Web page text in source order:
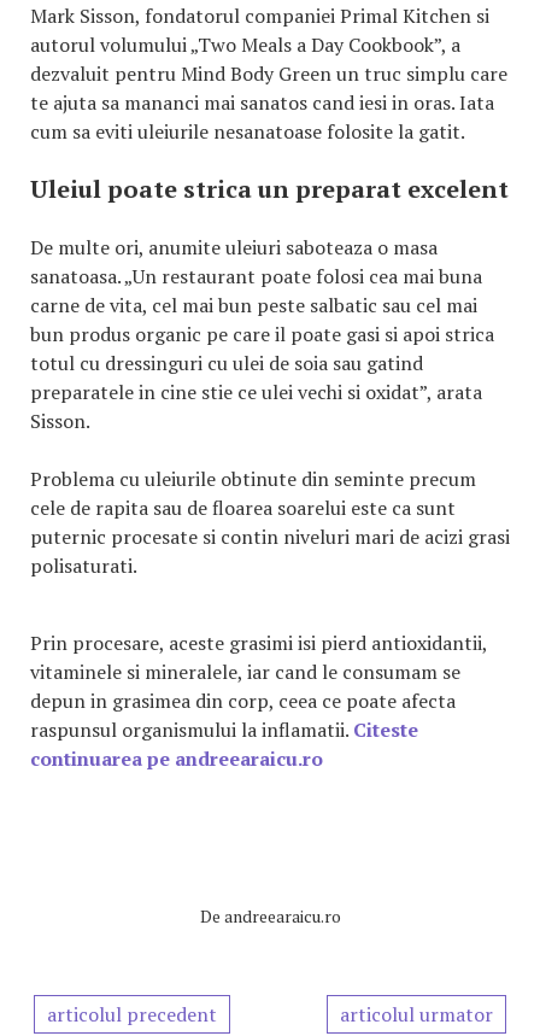
Mark Sisson, fondatorul companiei Primal Kitchen si
autorul volumului „Two Meals a Day Cookbook”, a
dezvaluit pentru Mind Body Green un truc simplu care
te ajuta sa mananci mai sanatos cand iesi in oras. Iata
cum sa eviti uleiurile nesanatoase folosite la gatit.
Uleiul poate strica un preparat excelent
De multe ori, anumite uleiuri saboteaza o masa
sanatoasa. „Un restaurant poate folosi cea mai buna
carne de vita, cel mai bun peste salbatic sau cel mai
bun produs organic pe care il poate gasi si apoi strica
totul cu dressinguri cu ulei de soia sau gatind
preparatele in cine stie ce ulei vechi si oxidat”, arata
Sisson.
Problema cu uleiurile obtinute din seminte precum
cele de rapita sau de floarea soarelui este ca sunt
puternic procesate si contin niveluri mari de acizi grasi
polisaturati.
Prin procesare, aceste grasimi isi pierd antioxidantii,
vitaminele si mineralele, iar cand le consumam se
depun in grasimea din corp, ceea ce poate afecta
raspunsul organismului la inflamatii. Citeste
continuarea pe andreearaicu.ro
De andreearaicu.ro
articolul precedent articolul urmator